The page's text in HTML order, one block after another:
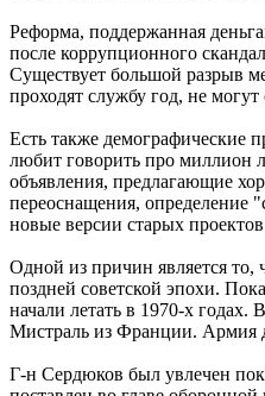
Реформа, поддержанная
после коррупционного
Существует большой разрыв
проходят службу год, не
Есть также демографические
любит говорить про миллион
объявления, предлагающие
переоснащения, определение
новые версии старых
Одной из причин является то,
поздней советской эпохи.
начали летать в 1970-х
Мистраль из Франции. Армия
Г-н Сердюков был увлечен